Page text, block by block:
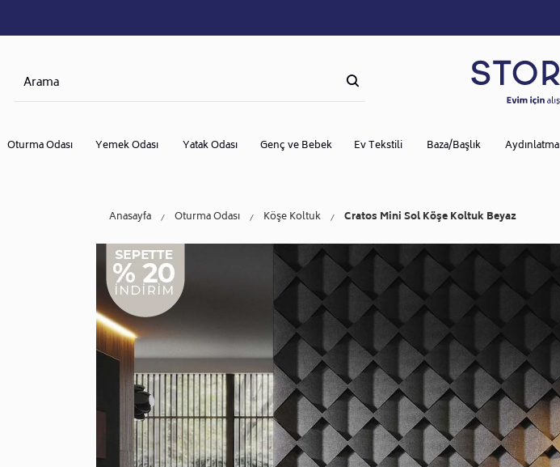
Oturma Odası Yemek Odası Yatak Odası Genç ve Bebek Ev Tekstili Baza/Başlık Aydınlatma
Anasayfa Oturma Odası Köşe Koltuk Cratos Mini Sol Köşe Koltuk Beyaz